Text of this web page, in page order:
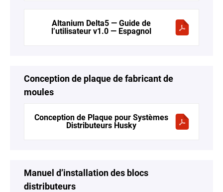
Altanium Delta5 — Guide de
l’utilisateur v1.0 — Espagnol
Conception de plaque de fabricant de
moules
Conception de Plaque pour Systèmes
Distributeurs Husky
Manuel d’installation des blocs
distributeurs